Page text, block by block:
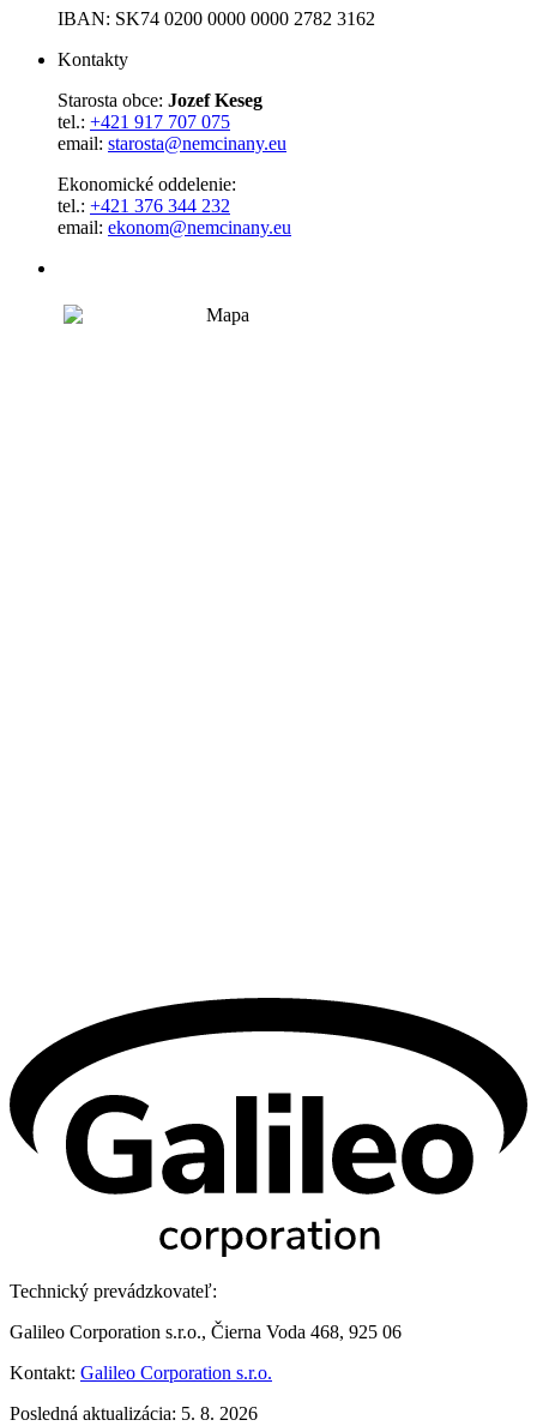
IBAN: SK74 0200 0000 0000 2782 3162
Kontakty
Starosta obce: Jozef Keseg
tel.: +421 917 707 075
email: starosta@nemcinany.eu
Ekonomické oddelenie:
tel.: +421 376 344 232
email: ekonom@nemcinany.eu
Technický prevádzkovateľ:
Galileo Corporation s.r.o., Čierna Voda 468, 925 06
Kontakt: Galileo Corporation s.r.o.
Posledná aktualizácia: 5. 8. 2026